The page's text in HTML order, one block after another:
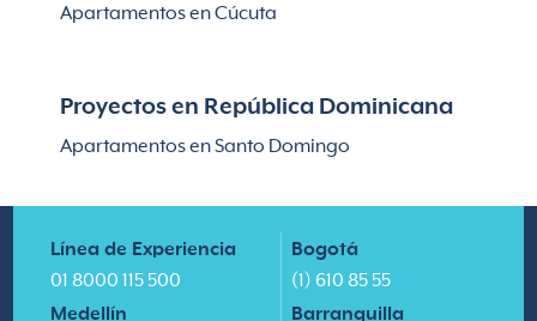
Apartamentos en Cúcuta
Proyectos en República Dominicana
Apartamentos en Santo Domingo
Línea de Experiencia
01 8000 115 500
Medellín
Bogotá
(1) 610 85 55
Barranquilla